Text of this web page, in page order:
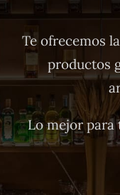
Te ofrecemos
productos
Lo mejor para